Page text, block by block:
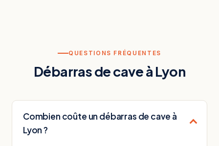
QUESTIONS FRÉQUENTES
Débarras de cave à Lyon
Combien coûte un débarras de cave à
Lyon ?